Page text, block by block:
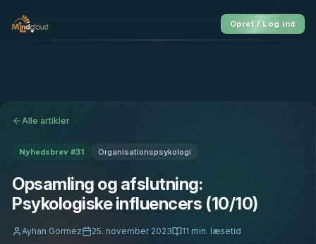
Opret / Log ind
Alle artikler
Nyhedsbrev #31 Organisationspsykologi
Opsamling og afslutning:
Psykologiske influencers (10/10)
Ayhan Gormez 25. november 2023 11 min. læsetid